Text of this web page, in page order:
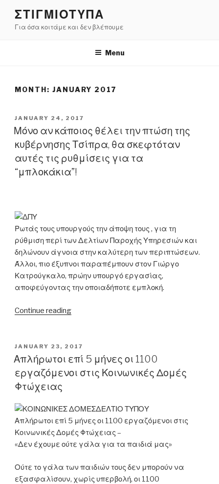
content
ΣΤΙΓΜΙΟΤΥΠΑ
Για όσα κοιτάμε και δεν βλέπουμε
Menu
MONTH: JANUARY 2017
POSTED
ON
JANUARY 24, 2017
Μόνο αν κάποιος θέλει την πτώση της
κυβέρνησης Τσίπρα, θα σκεφτόταν
αυτές τις ρυθμίσεις για τα
“μπλοκάκια”!
Ρωτάς τους υπουργούς την άποψη τους , για τη
ρύθμιση περί των Δελτίων Παροχής Υπηρεσιών και
δηλώνουν άγνοια στην καλύτερη των περιπτώσεων.
Άλλοι, πιο έξυπνοι παραπέμπουν στον Γιώργο
Κατρούγκαλο, πρώην υπουργό εργασίας,
αποφεύγοντας την οποιαδήποτε εμπλοκή.
Continue reading“Μόνο
θέλει
την
πτώση
Τσίπρα,
θα
σκεφτόταν
αυτές
ρυθμίσεις
POSTED
ON
JANUARY 23, 2017
Απλήρωτοι επί 5 μήνες οι 1100
εργαζόμενοι στις Κοινωνικές Δομές
Φτώχειας
ΔΕΛΤΙΟ ΤΥΠΟΥ
Απλήρωτοι επί 5 μήνες οι 1100 εργαζόμενοι στις
Κοινωνικές Δομές Φτώχειας –
«Δεν έχουμε ούτε γάλα για τα παιδιά μας»
Ούτε το γάλα των παιδιών τους δεν μπορούν να
εξασφαλίσουν, χωρίς υπερβολή, οι 1100